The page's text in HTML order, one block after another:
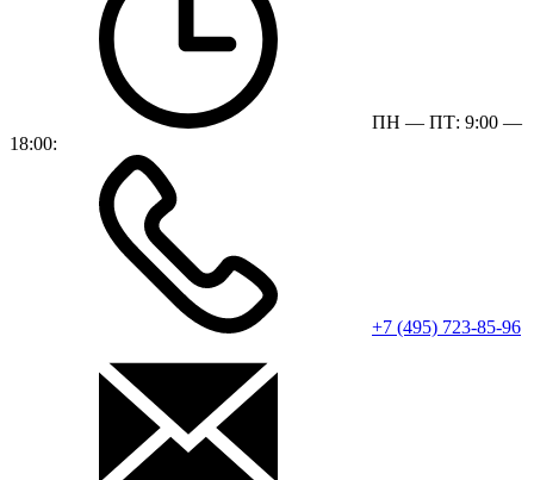
ПН — ПТ: 9:00 —
18:00:
+7 (495) 723-85-96